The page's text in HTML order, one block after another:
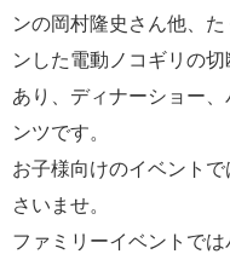
ンの岡村隆史さん他、
ンした電動ノコギリの
あり、ディナーショー
ンツです。
お子様向けのイベント
さいませ。
ファミリーイベントで